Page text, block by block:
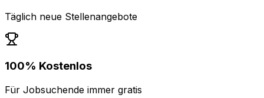
Täglich neue Stellenangebote
100% Kostenlos
Für Jobsuchende immer gratis